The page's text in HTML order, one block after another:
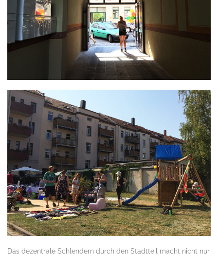
Das dezentrale Schlendern durch den Stadtteil macht nicht nur